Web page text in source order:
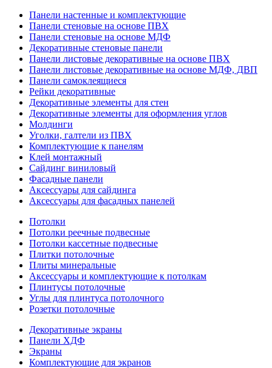
Панели настенные и комплектующие
Панели стеновые на основе ПВХ
Панели стеновые на основе МДФ
Декоративные стеновые панели
Панели листовые декоративные на основе ПВХ
Панели листовые декоративные на основе МДФ, ДВП
Панели самоклеящиеся
Рейки декоративные
Декоративные элементы для стен
Декоративные элементы для оформления углов
Молдинги
Уголки, галтели из ПВХ
Комплектующие к панелям
Клей монтажный
Сайдинг виниловый
Фасадные панели
Аксессуары для сайдинга
Аксессуары для фасадных панелей
Потолки
Потолки реечные подвесные
Потолки кассетные подвесные
Плитки потолочные
Плиты минеральные
Аксессуары и комплектующие к потолкам
Плинтусы потолочные
Углы для плинтуса потолочного
Розетки потолочные
Декоративные экраны
Панели ХДФ
Экраны
Комплектующие для экранов